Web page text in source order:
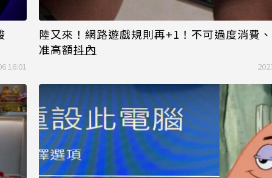
16:01
陸又來！網路遊戲規則再+1！不可過度消費
准高額抖內